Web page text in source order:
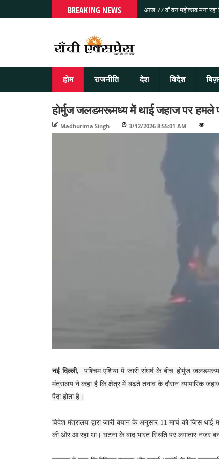
BREAKING NEWS आज 77 वाँ वन महोत्सव मना रहा
होम राजनीति देश विदेश
होर्मुज जलडमरूमध्य में थाई जहाज पर हमले
Madhurima Singh 3/12/2026 8:55:01 AM
नई दिल्ली,
पश्चिम एशिया में जारी संघर्ष के बीच होर्मुज
मंत्रालय ने कहा है कि क्षेत्र में बढ़ते तनाव के दौरान व्यापारिक
पैदा होता है।
विदेश मंत्रालय द्वारा जारी बयान के अनुसार 11 मार्च को जिस
की ओर आ रहा था। घटना के बाद भारत स्थिति पर लगातार नजर